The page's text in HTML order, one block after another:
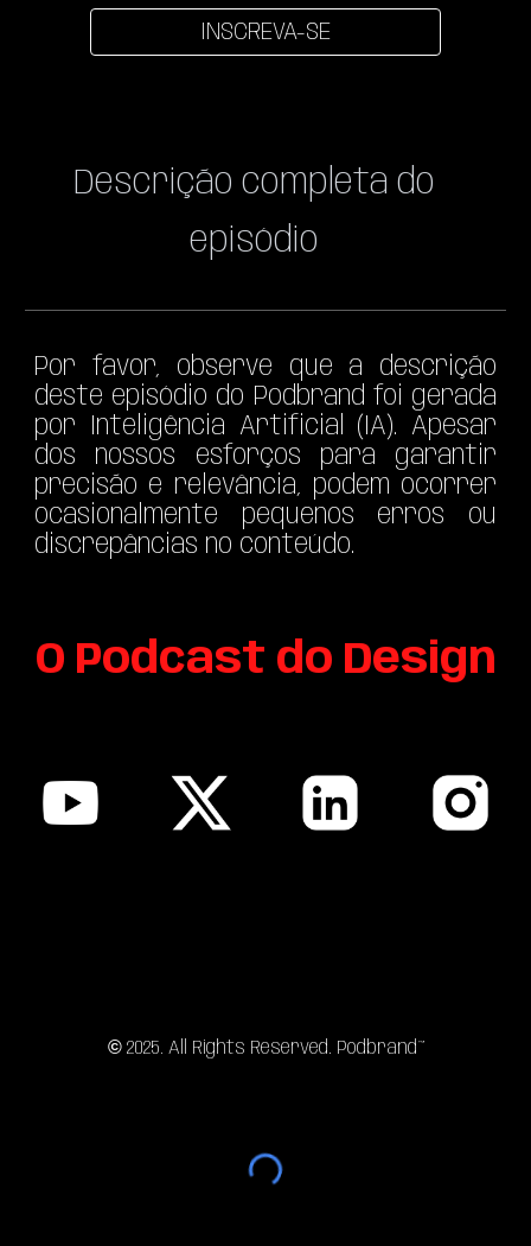
INSCREVA-SE
Descrição completa do
episódio
Por favor, observe que a descrição
deste episódio do Podbrand foi gerada
por Inteligência Artificial (IA). Apesar
dos nossos esforços para garantir
precisão e relevância, podem ocorrer
ocasionalmente pequenos erros ou
discrepâncias no conteúdo.
O Podcast do Design
© 2025. All Rights Reserved. Podbrand™